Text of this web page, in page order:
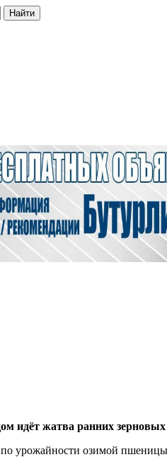
Найти
идёт жатва ранних зерновых
урожайности озимой